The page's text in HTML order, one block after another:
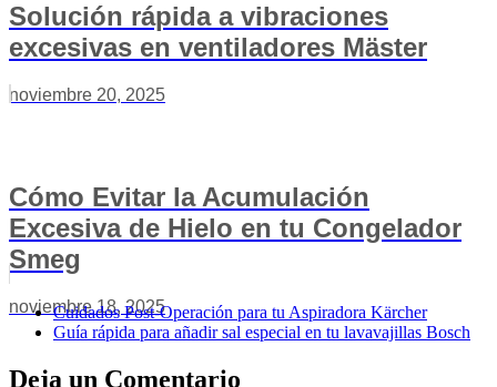
Solución rápida a vibraciones
excesivas en ventiladores Mäster
noviembre 20, 2025
Cómo Evitar la Acumulación
Excesiva de Hielo en tu Congelador
Smeg
noviembre 18, 2025
Cuidados Post-Operación para tu Aspiradora Kärcher
Guía rápida para añadir sal especial en tu lavavajillas Bosch
Deja un Comentario